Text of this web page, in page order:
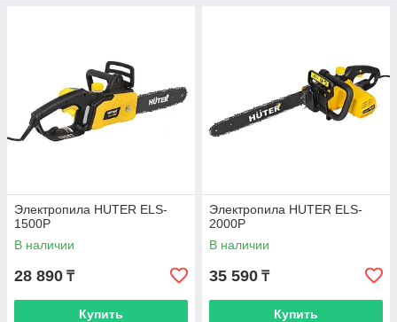
Электропила HUTER ELS-
1500Р
В наличии
28 890 ₸
Купить
Электропила HUTER ELS-
2000P
В наличии
35 590 ₸
Купить